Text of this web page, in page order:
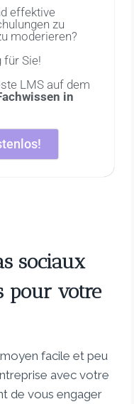
effektive
zu
moderieren?
für Sie!
LMS auf dem
in
sociaux
pour votre
facile et peu
avec votre
de vous engager